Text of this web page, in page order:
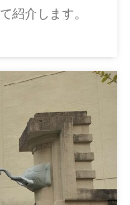
紹介します。